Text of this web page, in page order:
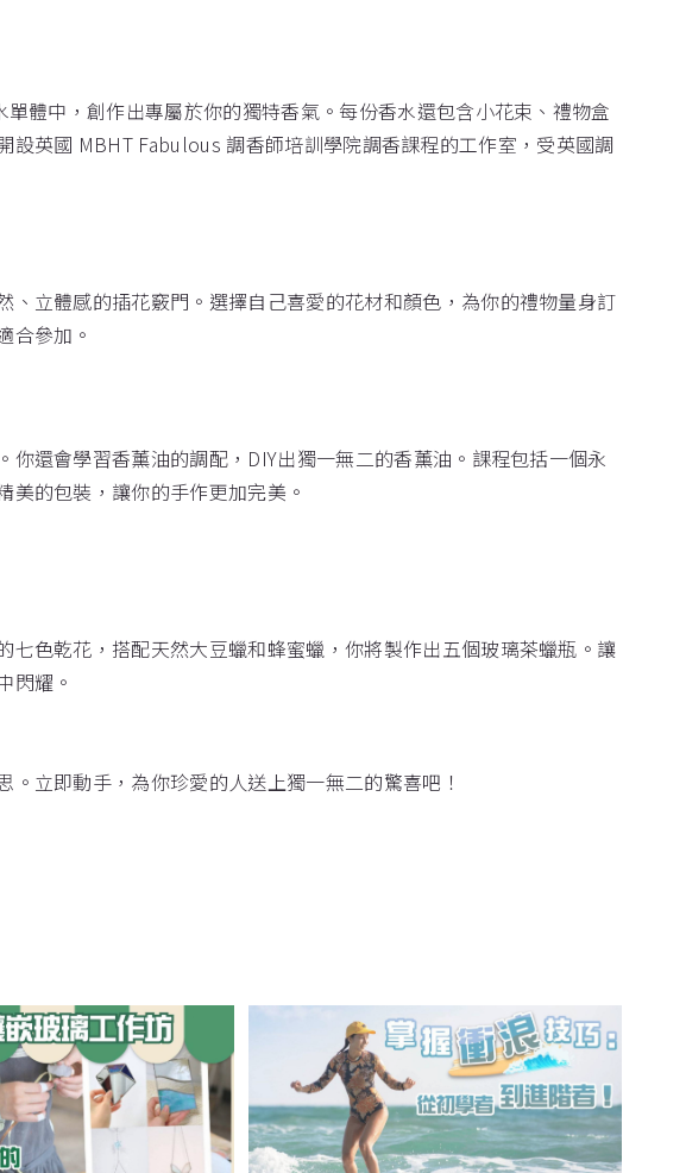
體中，創作出專屬於你的獨特香氣。每份香水還包含小花束、禮物盒
英國 MBHT Fabulous 調香師培訓學院調香課程的工作室，受英國調
立體感的插花竅門。選擇自己喜愛的花材和顏色，為你的禮物量身訂
合參加。
還會學習香薰油的調配，DIY出獨一無二的香薰油。課程包括一個永
的包裝，讓你的手作更加完美。
色乾花，搭配天然大豆蠟和蜂蜜蠟，你將製作出五個玻璃茶蠟瓶。讓
閃耀。
立即動手，為你珍愛的人送上獨一無二的驚喜吧！